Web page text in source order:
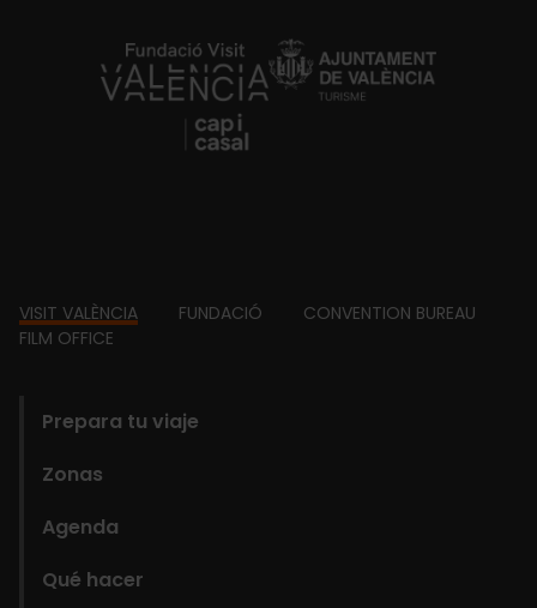
https://fundacion.visitvalencia.com/
Footer
VISIT VALÈNCIA FUNDACIÓ
CONVENTION BUREAU
FILM OFFICE
Prepara tu viaje
Zonas
Agenda
Qué hacer